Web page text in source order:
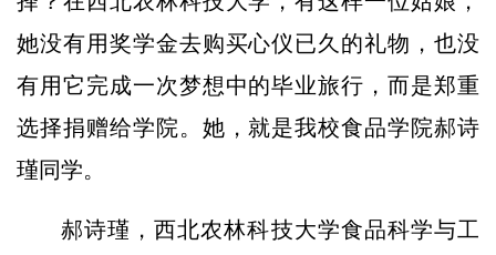
她没有用奖学金去购买心仪已久的礼物，也没
有用它完成一次梦想中的毕业旅行，而是郑重
选择捐赠给学院。她，就是我校食品学院郝诗
瑾同学。
郝诗瑾，西北农林科技大学食品科学与工